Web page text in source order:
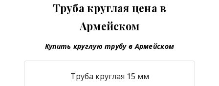
Труба круглая цена в
Армейском
Купить круглую трубу в Армейском
Труба круглая 15 мм